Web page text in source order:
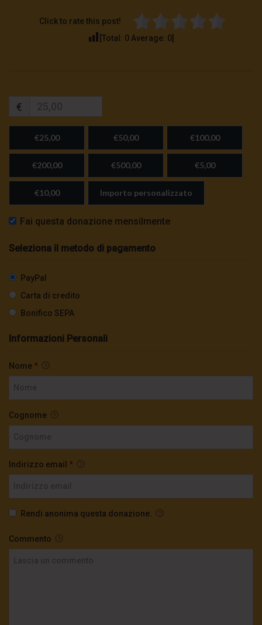
Click to rate this post!
[Total: 0 Average: 0
€
€25,00 €50,00 €100,00
€200,00 €500,00 €5,00
€10,00 Importo personalizzato
Fai questa donazione mensilmente
Seleziona il metodo di pagamento
PayPal
Carta di credito
Bonifico SEPA
Informazioni Personali
Nome *
Cognome
Indirizzo email *
Rendi anonima questa donazione.
Commento